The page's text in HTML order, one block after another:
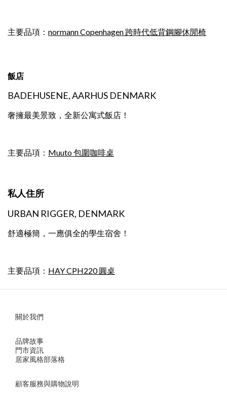
主要品項： normann Copenhagen 跨時代低背鋼腳休閒椅
飯店
BADEHUSENE, AARHUS DENMARK
奢擁最美景致，全新公寓式飯店！
主要品項： Muuto 包圍咖啡桌
私人住所
URBAN RIGGER, DENMARK
舒適極簡，一應俱全的學生宿舍！
主要品項： HAY CPH220 圓桌
關於我們
品牌故事
門市資訊
居家風格部落格
顧客服務與購物說明